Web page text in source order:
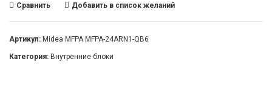
Сравнить Добавить в список желаний
Артикул: Midea MFPA MFPA-24ARN1-QB6
Категория: Внутренние блоки